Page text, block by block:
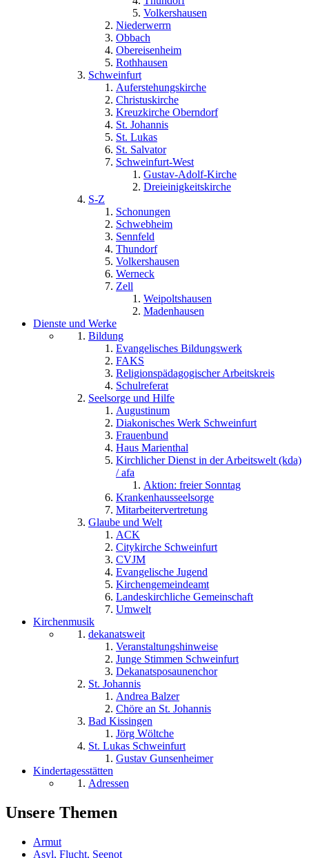
Volkershausen
Niederwerrn
Obbach
Obereisenheim
Rothhausen
Schweinfurt
Auferstehungskirche
Christuskirche
Kreuzkirche Oberndorf
St. Johannis
St. Lukas
St. Salvator
Schweinfurt-West
Gustav-Adolf-Kirche
Dreieinigkeitskirche
S-Z
Schonungen
Schwebheim
Sennfeld
Thundorf
Volkershausen
Werneck
Zell
Weipoltshausen
Madenhausen
Dienste und Werke
Bildung
Evangelisches Bildungswerk
FAKS
Religionspädagogischer Arbeitskreis
Schulreferat
Seelsorge und Hilfe
Augustinum
Diakonisches Werk Schweinfurt
Frauenbund
Haus Marienthal
Kirchlicher Dienst in der Arbeitswelt (kda)
/ afa
Aktion: freier Sonntag
Krankenhausseelsorge
Mitarbeitervertretung
Glaube und Welt
ACK
Citykirche Schweinfurt
CVJM
Evangelische Jugend
Kirchengemeindeamt
Landeskirchliche Gemeinschaft
Umwelt
Kirchenmusik
dekanatsweit
Veranstaltungshinweise
Junge Stimmen Schweinfurt
Dekanatsposaunenchor
St. Johannis
Andrea Balzer
Chöre an St. Johannis
Bad Kissingen
Jörg Wöltche
St. Lukas Schweinfurt
Gustav Gunsenheimer
Kindertagesstätten
Adressen
Unsere Themen
Armut
Asyl, Flucht, Seenot